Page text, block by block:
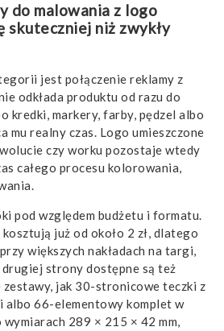
do malowania z logo
skuteczniej niż zwykły
jest połączenie reklamy z
odkłada produktu od razu do
kredki, markery, farby, pędzel albo
mu realny czas. Logo umieszczone
czy worku pozostaje wtedy
całego procesu kolorowania,
pod względem budżetu i formatu.
już od około 2 zł, dlatego
większych nakładach na targi,
strony dostępne są też
jak 30-stronicowe teczki z
albo 66-elementowy komplet w
wymiarach 289 × 215 × 42 mm,